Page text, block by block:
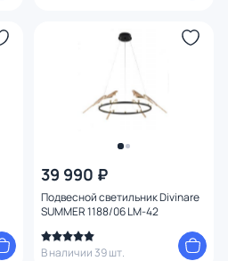
39 990 ₽
Подвесной светильник Divinare
SUMMER 1188/06 LM-42
В наличии 39 шт.